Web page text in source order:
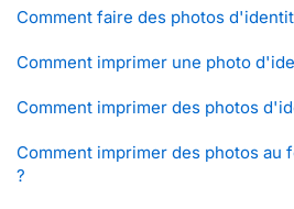
Comment faire des photos
Comment imprimer une photo
Comment imprimer des photos
Comment imprimer des photos au
?